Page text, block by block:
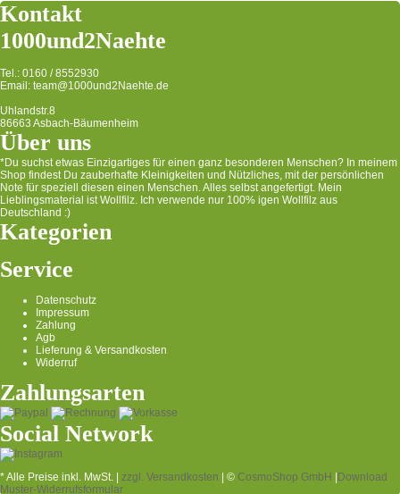
Kontakt
1000und2Naehte
Tel.: 0160 / 8552930
Email: team@1000und2Naehte.de
Uhlandstr.8
86663 Asbach-Bäumenheim
Über uns
*Du suchst etwas Einzigartiges für einen ganz besonderen Menschen? In meinem
Shop findest Du zauberhafte Kleinigkeiten und Nützliches, mit der persönlichen
Note für speziell diesen einen Menschen. Alles selbst angefertigt. Mein
Lieblingsmaterial ist Wollfilz. Ich verwende nur 100% igen Wollfilz aus
Deutschland :)
Kategorien
Service
Datenschutz
Impressum
Zahlung
Agb
Lieferung & Versandkosten
Widerruf
Zahlungsarten
Social Network
* Alle Preise inkl. MwSt. | zzgl. Versandkosten | © CosmoShop GmbH
Download
Muster-Widerrufsformular